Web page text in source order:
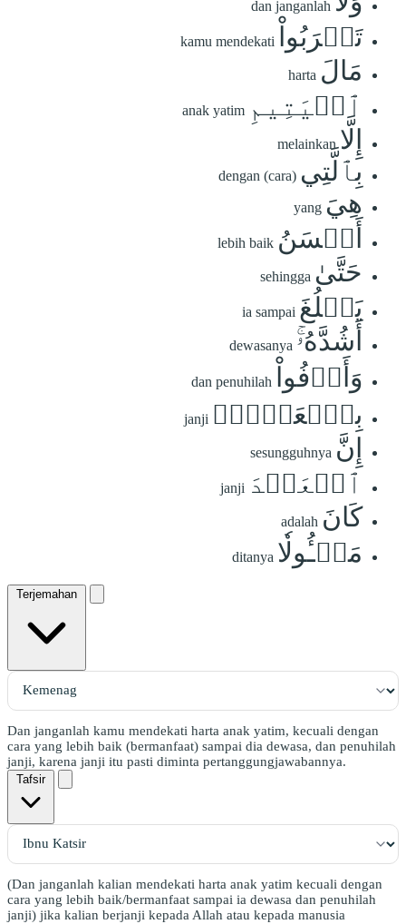
dan janganlah
تَقۡرَبُواْ kamu mendekati
مَالَ harta
ٱلۡيَتِيمِ anak yatim
إِلَّا melainkan
بِٱلَّتِي dengan (cara)
هِيَ yang
أَحۡسَنُ lebih baik
حَتَّىٰ sehingga
يَبۡلُغَ ia sampai
أَشُدَّهُۥۚ dewasanya
وَأَوۡفُواْ dan penuhilah
بِٱلۡعَهۡدِۖ janji
إِنَّ sesungguhnya
ٱلۡعَهۡدَ janji
كَانَ adalah
مَسۡـُٔولٗا ditanya
Terjemahan
Dan janganlah kamu mendekati harta anak yatim, kecuali dengan
cara yang lebih baik (bermanfaat) sampai dia dewasa, dan penuhilah
janji, karena janji itu pasti diminta pertanggungjawabannya.
Tafsir
(Dan janganlah kalian mendekati harta anak yatim kecuali dengan
cara yang lebih baik/bermanfaat sampai ia dewasa dan penuhilah
janji) jika kalian berjanji kepada Allah atau kepada manusia